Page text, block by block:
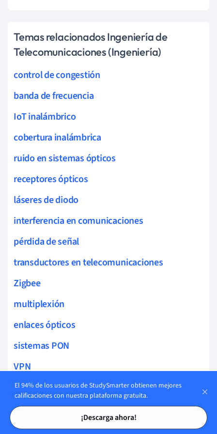
Tarjetas de estudio
Tarjetas de estudio
Temas relacionados Ingeniería de
Telecomunicaciones (Ingeniería)
control de congestión
banda de frecuencia
IoT inalámbrico
cobertura inalámbrica
ruido en sistemas ópticos
receptores ópticos
láseres de diodo
interferencia en comunicaciones
pérdida de señal
transductores en telecomunicaciones
Zigbee
multiplexión
enlaces ópticos
sistemas PON
VPN
sincronización de señales
transceptores ópticos
codificación óptica
El 94% de los usuarios de StudySmarter obtienen mejores
calificaciones con nuestra plataforma gratuita.
¡Descarga ahora!